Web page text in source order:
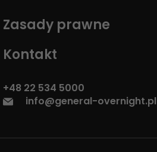
Zasady prawne
Kontakt
+48 22 534 5000
info@general-overnight.pl